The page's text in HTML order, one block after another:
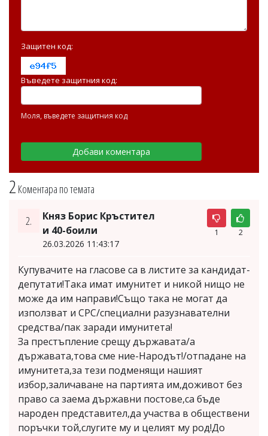
2 Коментара по темата
2.
Княз Борис Кръстител
и 40-боили
26.03.2026 11:43:17
1 2
Купувачите на гласове са в листите за кандидат-
депутати!Така имат имунитет и никой нищо не
може да им направи!Също така не могат да
използват и СРС/специални разузнавателни
средства/пак заради имунитета!
За престъпление срещу държавата/а
държавата,това сме ние-Народът!/отпадане на
имунитета,за тези подменящи нашият
избор,заличаване на партията им,доживот без
право са заема държавни постове,са бъде
народен представител,да участва в обществени
поръчки той,слугите му и целият му род!До
Защитен код:
Въведете защитния код:
Моля, въведете защитния код